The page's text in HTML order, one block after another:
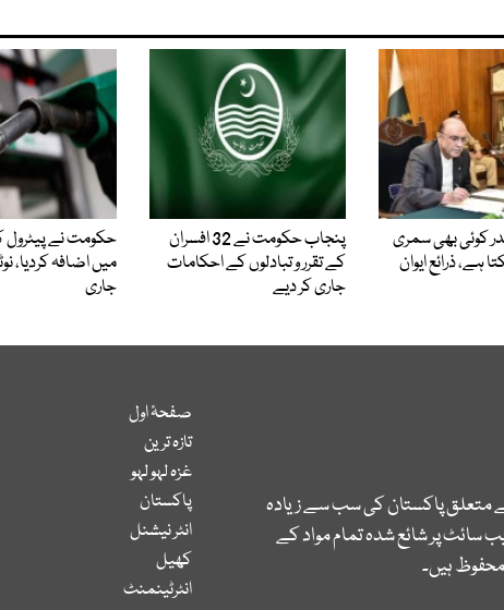
کوئی بھی سمری
ہے، ذرائع ایوان
پنجاب حکومت نے 32 افسران
کے تقرر و تبادلوں کے احکامات
جاری کر دیے
حکومت نے
میں اضافہ کردیا،
جاری
متعلق پاکستان کی سب سے زیادہ
پر شائع شدہ تمام مواد کے
ہیں۔
صفحۂ اول
تازہ ترین
غزہ لہو لہو
پاکستان
انٹر نیشنل
کھیل
انٹرٹینمنٹ